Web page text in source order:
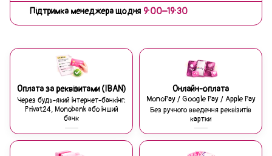
Підтримка менеджера щодня 9:00–19:30
Оплата за реквізитами (IBAN)
Через будь-який інтернет-банкінг:
Privat24, Monobank або інший
банк
Онлайн-оплата
MonoPay / Google Pay / Apple Pay
Без ручного введення реквізитів
картки